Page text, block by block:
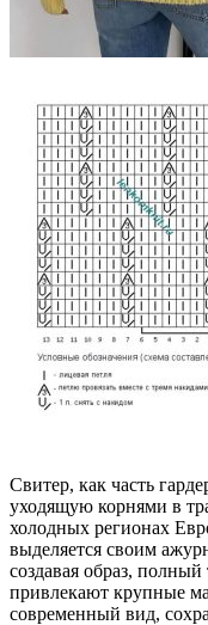
Свитер, как часть
уходящую корнями в
холодных регионах
выделяется своим
создавая образ,
привлекают крупные
современный вид,